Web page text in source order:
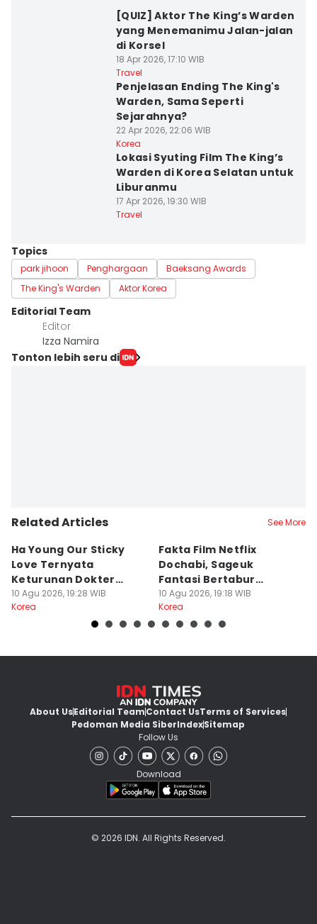
[QUIZ] Aktor The King’s Warden
yang Menemanimu Jalan-jalan
di Korsel
18 Apr 2026, 17:10 WIB
Travel
Penjelasan Ending The King's
Warden, Sama Seperti
Sejarahnya?
22 Apr 2026, 22:06 WIB
Korea
Lokasi Syuting Film The King’s
Warden di Korea Selatan untuk
Liburanmu
17 Apr 2026, 19:30 WIB
Travel
Topics
park jihoon Penghargaan
Baeksang Awards
The King's Warden
Aktor Korea
Editorial Team
Editor
Izza Namira
Tonton lebih seru di
Related Articles See More
Ha Young Our Sticky
Love Ternyata
Keturunan Dokter
Kerajaan Korea
10 Agu 2026, 19:28 WIB
Korea
Fakta Film Netflix
Dochabi, Sageuk
Fantasi Bertabur
Bintang
10 Agu 2026, 19:18 WIB
Korea
About UsEditorial TeamContact UsTerms of Services
Pedoman Media SiberIndexSitemap
Follow Us
Download
© 2026 IDN. All Rights Reserved.